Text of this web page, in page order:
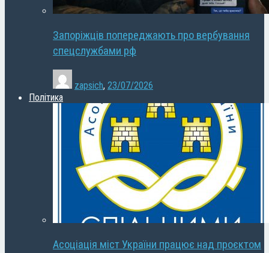
Запоріжців попереджають про вербування
спецслужбами рф
zapsich, 23/07/2026
Політика
Асоціація міст України працює над проєктом